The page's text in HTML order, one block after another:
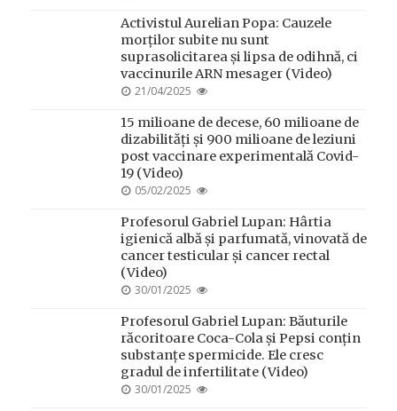
Activistul Aurelian Popa: Cauzele
morților subite nu sunt
suprasolicitarea și lipsa de odihnă, ci
vaccinurile ARN mesager (Video)
POSTED
21/04/2025
15 milioane de decese, 60 milioane de
dizabilități și 900 milioane de leziuni
post vaccinare experimentală Covid-
19 (Video)
POSTED
05/02/2025
Profesorul Gabriel Lupan: Hârtia
igienică albă și parfumată, vinovată de
cancer testicular și cancer rectal
(Video)
POSTED
30/01/2025
Profesorul Gabriel Lupan: Băuturile
răcoritoare Coca-Cola și Pepsi conțin
substanțe spermicide. Ele cresc
gradul de infertilitate (Video)
POSTED
30/01/2025